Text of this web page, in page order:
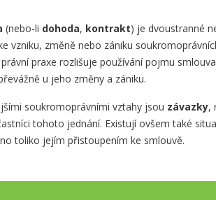
(nebo-li dohoda, kontrakt) je dvoustranné
vzniku, změně nebo zániku
praxe rozlišuje používání pojmu
u jeho změny a zániku.
soukromoprávními vztahy jsou závazky,
tohoto jednání. Existují ovšem také
toliko jejím přistoupením ke smlouvě.